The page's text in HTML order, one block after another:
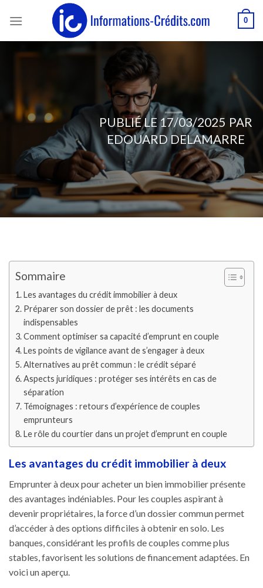
0
PUBLIÉ LE17/03/2025 PAR
EDOUARD DELAMARRE
Sommaire
Les avantages du crédit immobilier à deux
Préparer son dossier de prêt : les documents
indispensables
Comment optimiser sa capacité d’emprunt en couple
Les points de vigilance avant de s’engager à deux
Alternatives au prêt commun : le crédit séparé
Aspects juridiques : protéger ses intérêts en cas de
séparation
Témoignages : retours d’expérience de couples
emprunteurs
Le rôle du courtier dans un projet d’emprunt en couple
Les avantages du crédit immobilier à deux
Emprunter à deux pour acheter un bien immobilier présente
des avantages indéniables. Pour les couples aspirant à
devenir propriétaires, la force d’un dossier commun permet
d’accéder à des options difficiles à obtenir en solo. Les
banques, considérant les profils de couples comme plus
stables, favorisent les solutions de financement adaptées. En
voici un aperçu.